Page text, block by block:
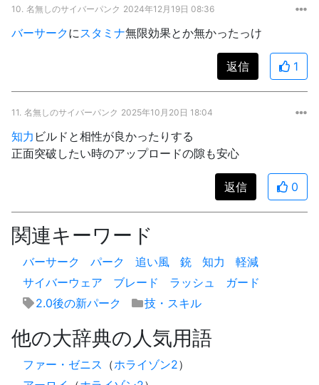
10. 名無しのサイバーパンク 2024年12月19日 08:36
バーサークに スタミナ無限効果とか無かったっけ
返信 1
11. 名無しのサイバーパンク 2025年10月20日 18:04
知力 ビルドと相性が良かったりする
正面突破したい時のアップロードの隙も安心
返信 0
関連キーワード
バーサーク パーク 追い風 銃 知力
軽減
サイバーウェア
ブレード ラッシュ
ガード
2.0後の新パーク
技・スキル
他の大辞典の人気用語
ファー・ゼニス （ホライゾン2）